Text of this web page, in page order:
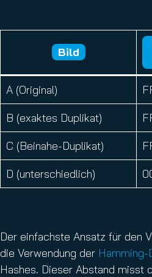
Bild
A (Original)
B (exaktes Duplikat)
C (Beinahe-Duplikat)
D (unterschiedlich)
Der einfachste Ansatz für den
die Verwendung der Hamming-
Hashes. Dieser Abstand misst